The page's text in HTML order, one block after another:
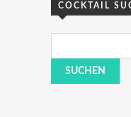
COCKTAIL